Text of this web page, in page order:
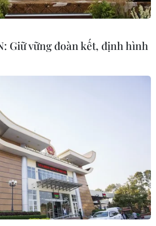
NGUYỄN THỊ TÁM, KHÚC THANH
Quy định sử dụng
BTTTT do Bộ Thông tin và Truyền thông
Nguyễn Thị Tám: 093.5958688, Email:
Giữ vững đoàn kết, định hình